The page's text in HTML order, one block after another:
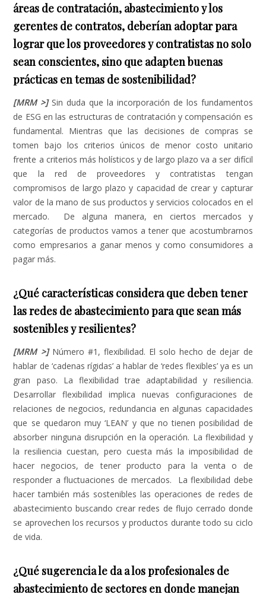
áreas de contratación, abastecimiento y los
gerentes de contratos, deberían adoptar para
lograr que los proveedores y contratistas no solo
sean conscientes, sino que adapten buenas
prácticas en temas de sostenibilidad?
[MRM >] Sin duda que la incorporación de los fundamentos
de ESG en las estructuras de contratación y compensación es
fundamental. Mientras que las decisiones de compras se
tomen bajo los criterios únicos de menor costo unitario
frente a criterios más holísticos y de largo plazo va a ser difícil
que la red de proveedores y contratistas tengan
compromisos de largo plazo y capacidad de crear y capturar
valor de la mano de sus productos y servicios colocados en el
mercado. De alguna manera, en ciertos mercados y
categorías de productos vamos a tener que acostumbrarnos
como empresarios a ganar menos y como consumidores a
pagar más.
¿Qué características considera que deben tener
las redes de abastecimiento para que sean más
sostenibles y resilientes?
[MRM >] Número #1, flexibilidad. El solo hecho de dejar de
hablar de ‘cadenas rígidas’ a hablar de ‘redes flexibles’ ya es un
gran paso. La flexibilidad trae adaptabilidad y resiliencia.
Desarrollar flexibilidad implica nuevas configuraciones de
relaciones de negocios, redundancia en algunas capacidades
que se quedaron muy ‘LEAN’ y que no tienen posibilidad de
absorber ninguna disrupción en la operación. La flexibilidad y
la resiliencia cuestan, pero cuesta más la imposibilidad de
hacer negocios, de tener producto para la venta o de
responder a fluctuaciones de mercados. La flexibilidad debe
hacer también más sostenibles las operaciones de redes de
abastecimiento buscando crear redes de flujo cerrado donde
se aprovechen los recursos y productos durante todo su ciclo
de vida.
¿Qué sugerencia le da a los profesionales de
abastecimiento de sectores en donde manejan